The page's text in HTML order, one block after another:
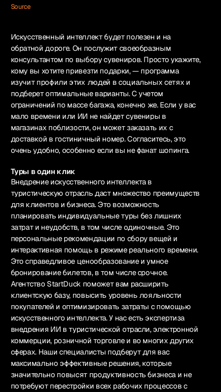
Source
Искусственный интеллект будет полезен и на
обратной дороге. Он послужит своеобразным
консультантом по выбору сувениров. Просто укажите,
кому вы хотите привезти подарки, — программа
изучит профили этих людей в социальных сетях и
подберет оптимальные варианты. С учетом
ограничений по массе багажа, конечно же. Если у вас
мало времени или ИИ не найдет сувениры в
магазинах поблизости, он может заказать их с
доставкой в гостиничный номер. Согласитесь, это
очень удобно, особенно если вы не фанат шопинга.
Туры в один клик
Внедрение искусственного интеллекта в
туристическую отрасль даст множество преимуществ
для клиентов и бизнеса. Это возможность
планировать индивидуальные туры без лишних
затрат и неудобств, в том числе одиночные. Это
персональные рекомендации по сбору вещей и
интерактивная помощь в режиме реального времени.
Это справедливое ценообразование и умное
бронирование билетов, в том числе срочное.
Агентство StartDuck поможет вам расширить
клиентскую базу, повысить уровень лояльности
покупателей и оптимизировать затраты с помощью
искусственного интеллекта. У нас есть экспертиза
внедрения ИИ в туристической отрасли, электронной
коммерции, розничной торговле и во многих других
сферах. Наши специалисты подберут для вас
максимально эффективные решения, которые
значительно повысят продуктивность бизнеса и не
потребуют перестройки всех рабочих процессов с